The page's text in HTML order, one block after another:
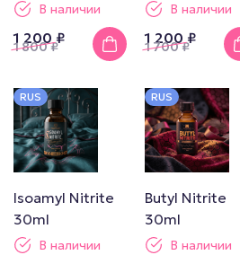
В наличии
1 200 ₽
1 800₽
В наличии
1 200 ₽
1 700₽
RUS
Isoamyl Nitrite
30ml
В наличии
RUS
Butyl Nitrite
30ml
В наличии